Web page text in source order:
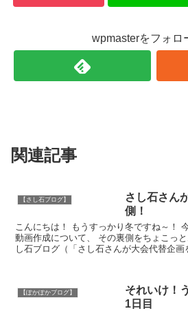
wpmasterをフォロ
関連記事
【さし石ブログ】
さし石さん
側！
こんにちは！ もうすっかり冬ですね～！ 今日はさし石さんが大会の
動画作成について、 その裏側をちょこっとお見せします👏 前回のさ
し石ブログ（「さし石さんが大会代替企
【ぽかぽかブログ】
それいけ！
1日目